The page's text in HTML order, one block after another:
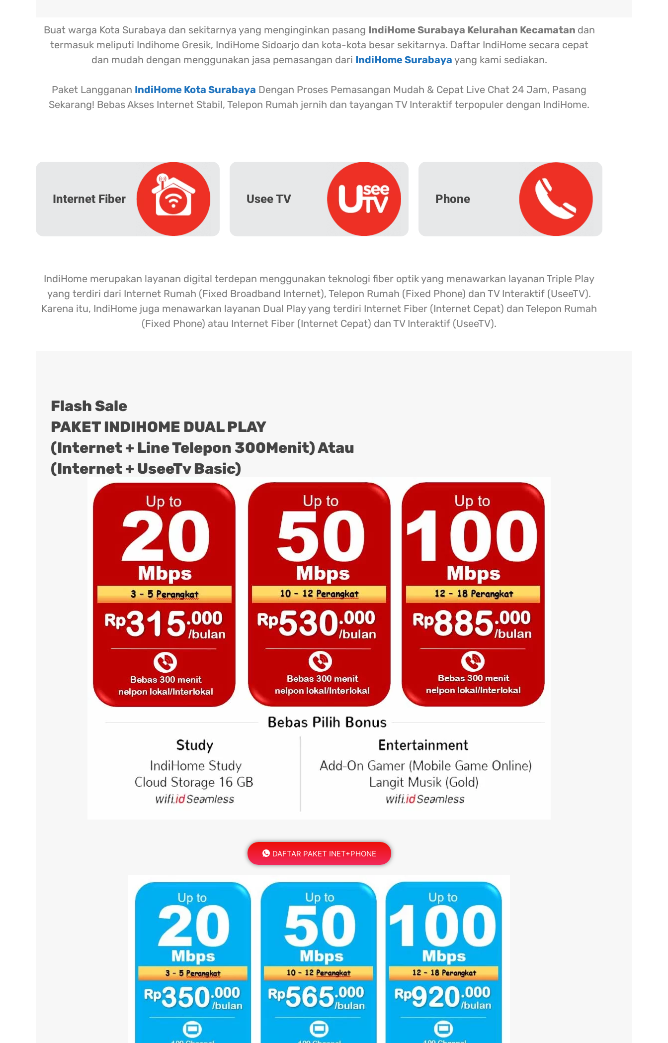
Buat warga Kota Surabaya dan sekitarnya yang menginginkan pasang IndiHome Surabaya Kelurahan Kecamatan dan
termasuk meliputi Indihome Gresik, IndiHome Sidoarjo dan kota-kota besar sekitarnya. Daftar IndiHome secara cepat
dan mudah dengan menggunakan jasa pemasangan dari IndiHome Surabaya yang kami sediakan.
Paket Langganan IndiHome Kota Surabaya Dengan Proses Pemasangan Mudah & Cepat Live Chat 24 Jam, Pasang
Sekarang! Bebas Akses Internet Stabil, Telepon Rumah jernih dan tayangan TV Interaktif terpopuler dengan IndiHome.
Internet Fiber Usee TV Phone
IndiHome merupakan layanan digital terdepan menggunakan teknologi fiber optik yang menawarkan layanan Triple Play
yang terdiri dari Internet Rumah (Fixed Broadband Internet), Telepon Rumah (Fixed Phone) dan TV Interaktif (UseeTV).
Karena itu, IndiHome juga menawarkan layanan Dual Play yang terdiri Internet Fiber (Internet Cepat) dan Telepon Rumah
(Fixed Phone) atau Internet Fiber (Internet Cepat) dan TV Interaktif (UseeTV).
Flash Sale
PAKET INDIHOME DUAL PLAY
(Internet + Line Telepon 300Menit) Atau
(Internet + UseeTv Basic)
DAFTAR PAKET INET+PHONE